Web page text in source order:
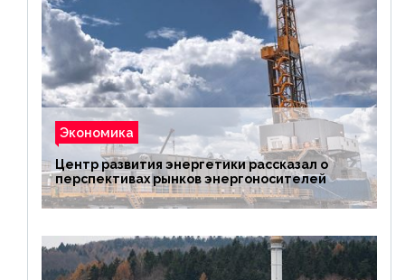
Экономика
Центр развития энергетики рассказал о
перспективах рынков энергоносителей